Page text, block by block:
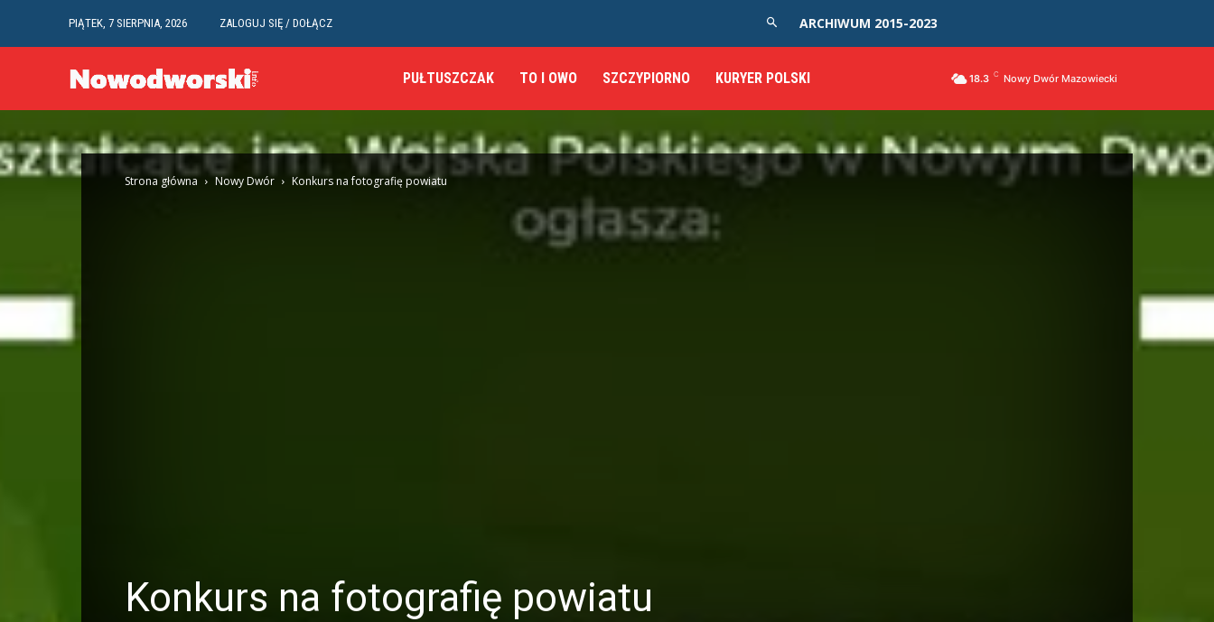
PIĄTEK, 7 SIERPNIA, 2026 ZALOGUJ SIĘ / DOŁĄCZ ARCHIWUM 2015-2023
PUŁTUSZCZAK TO I OWO SZCZYPIORNO KURYER POLSKI 18.3 C Nowy Dwór Mazowiecki
Strona główna Nowy Dwór Konkurs na fotografię powiatu
Konkurs na fotografię powiatu